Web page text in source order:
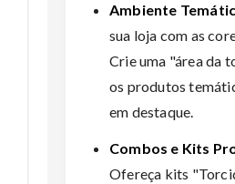
Ambiente
sua loja com as
Crie uma "área da
os produtos
em destaque.
Combos e Kits
Ofereça kits